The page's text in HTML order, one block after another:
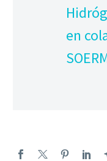
en